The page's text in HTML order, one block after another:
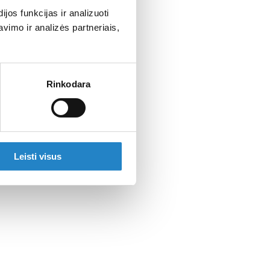
funkcijas ir analizuoti
ir analizės partneriais,
Rinkodara
Leisti visus